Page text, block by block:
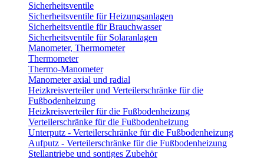
Sicherheitsventile
Sicherheitsventile für Heizungsanlagen
Sicherheitsventile für Brauchwasser
Sicherheitsventile für Solaranlagen
Manometer, Thermometer
Thermometer
Thermo-Manometer
Manometer axial und radial
Heizkreisverteiler und Verteilerschränke für die
Fußbodenheizung
Heizkreisverteiler für die Fußbodenheizung
Verteilerschränke für die Fußbodenheizung
Unterputz - Verteilerschränke für die Fußbodenheizung
Aufputz - Verteilerschränke für die Fußbodenheizung
Stellantriebe und sontiges Zubehör